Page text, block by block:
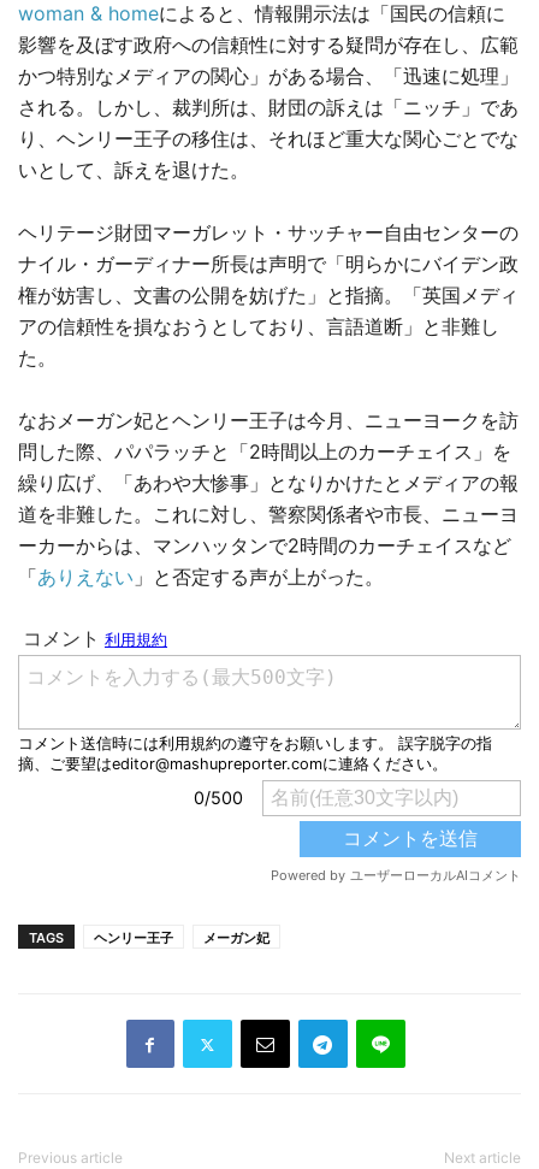
woman & homeによると、情報開示法は「国民の信頼に
影響を及ぼす政府への信頼性に対する疑問が存在し、広範
かつ特別なメディアの関心」がある場合、「迅速に処理」
される。しかし、裁判所は、財団の訴えは「ニッチ」であ
り、ヘンリー王子の移住は、それほど重大な関心ごとでな
いとして、訴えを退けた。
ヘリテージ財団マーガレット・サッチャー自由センターの
ナイル・ガーディナー所長は声明で「明らかにバイデン政
権が妨害し、文書の公開を妨げた」と指摘。「英国メディ
アの信頼性を損なおうとしており、言語道断」と非難し
た。
なおメーガン妃とヘンリー王子は今月、ニューヨークを訪
問した際、パパラッチと「2時間以上のカーチェイス」を
繰り広げ、「あわや大惨事」となりかけたとメディアの報
道を非難した。これに対し、警察関係者や市長、ニューヨ
ーカーからは、マンハッタンで2時間のカーチェイスなど
「ありえない 」と否定する声が上がった。
TAGS ヘンリー王子 メーガン妃
Previous article Next article